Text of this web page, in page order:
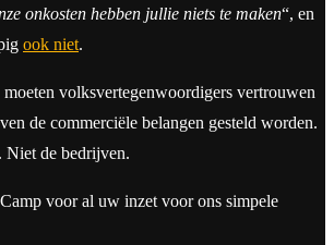
onkosten hebben jullie niets te maken“, en
ook niet.
volksvertegenwoordigers vertrouwen
de commerciële belangen gesteld worden.
de bedrijven.
voor al uw inzet voor ons simpele